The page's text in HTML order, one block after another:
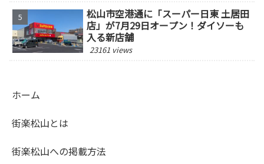
松山市空港通に「スーパー日東 土居田
店」が7月29日オープン！ダイソーも
入る新店舗
23161 views
ホーム
街楽松山とは
街楽松山への掲載方法